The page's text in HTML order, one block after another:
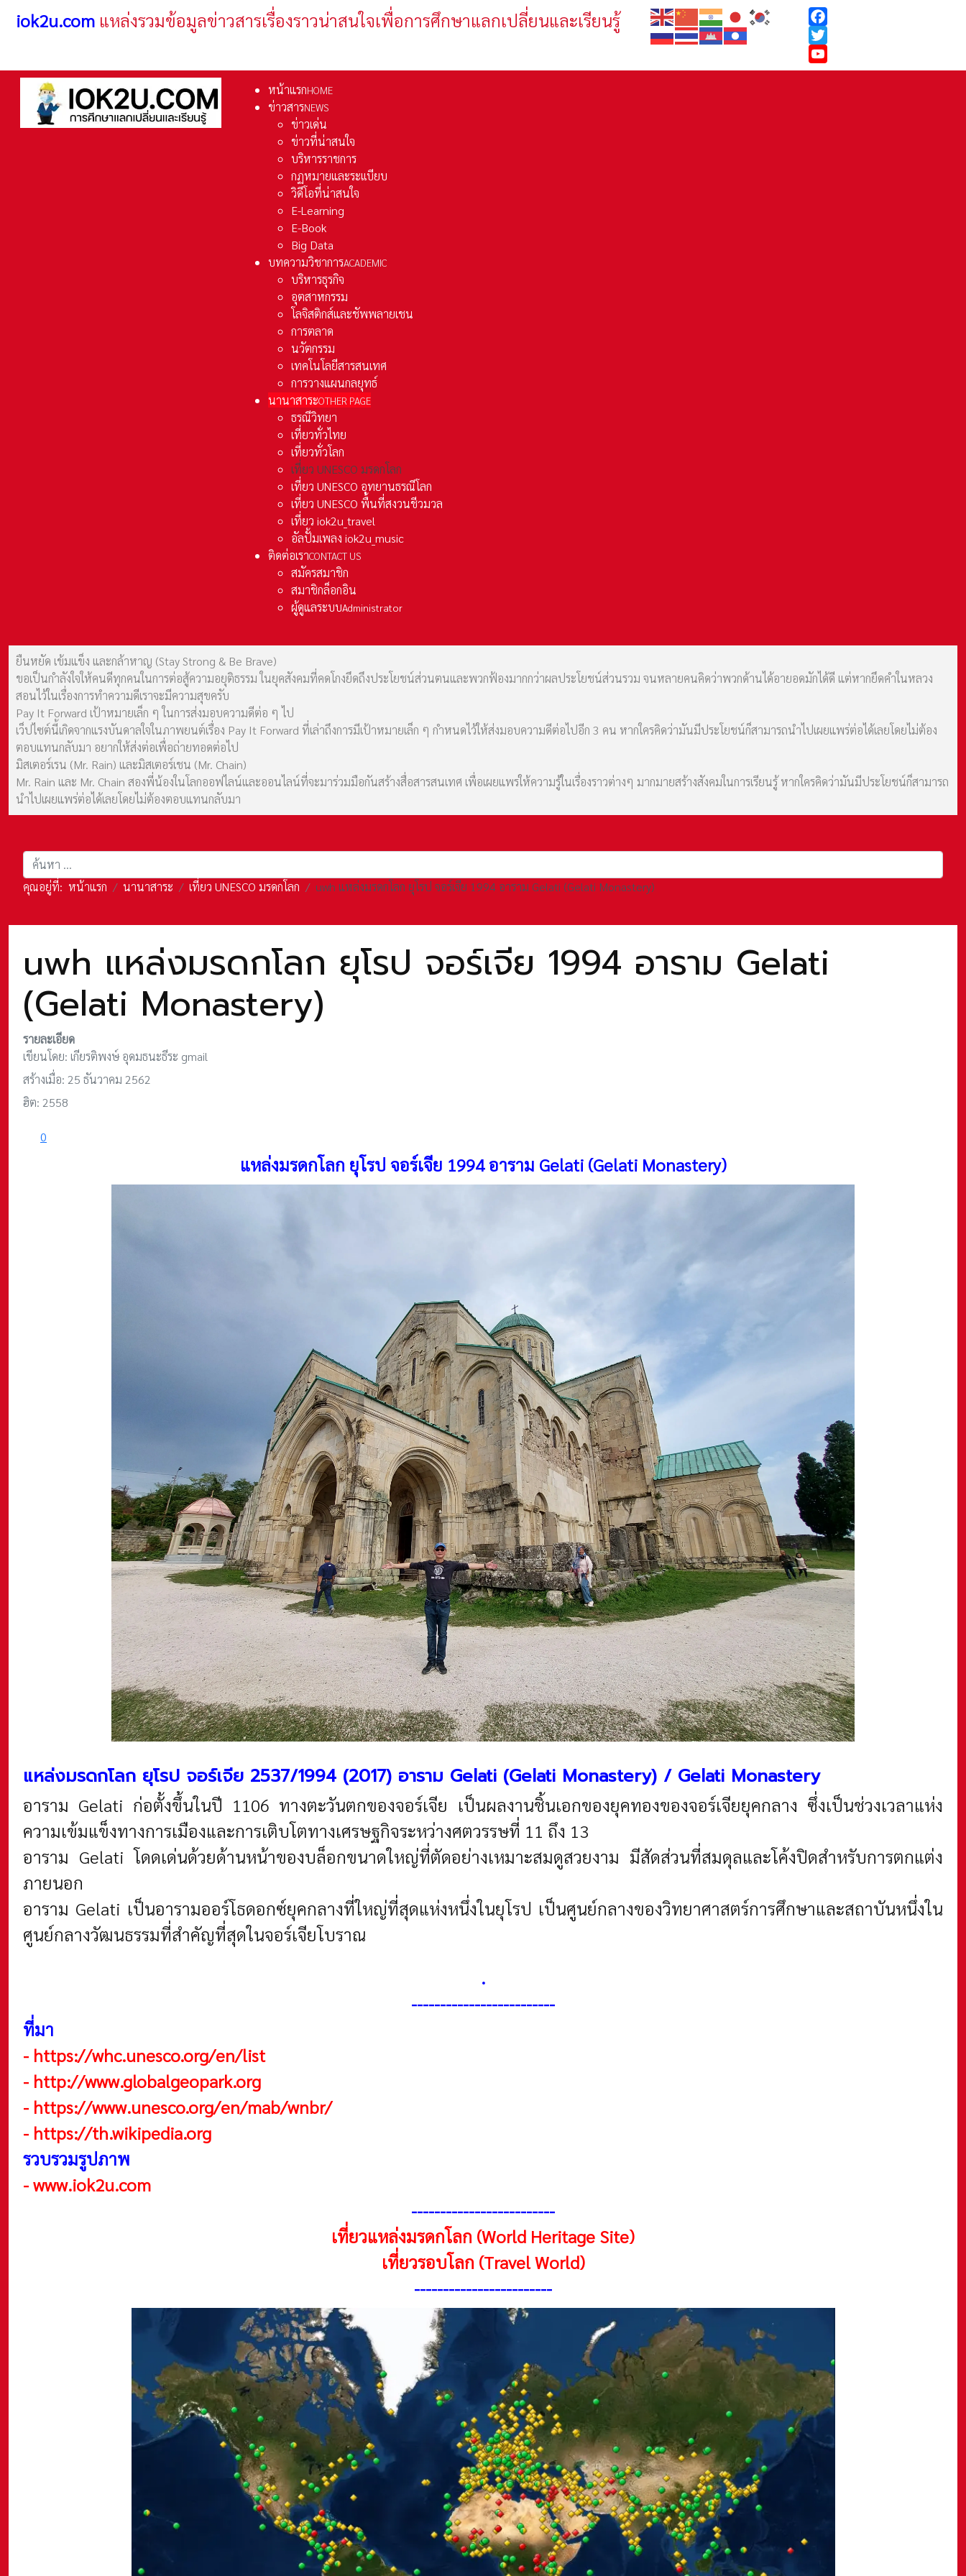
iok2u.com แหล่งรวมข้อมูลข่าวสารเรื่องราวน่าสนใจเพื่อการศึกษาแลกเปลี่ยนและเรียนรู้
Facebook
Twitter
YouTube
หน้าแรกHOME
ข่าวสารNEWS
ข่าวเด่น
ข่าวที่น่าสนใจ
บริหารราชการ
กฏหมายและระเเบียบ
วิดีโอที่น่าสนใจ
E-Learning
E-Book
Big Data
บทความวิชาการACADEMIC
บริหารธุรกิจ
อุตสาหกรรม
โลจิสติกส์และชัพพลายเชน
การตลาด
นวัตกรรม
เทคโนโลยีสารสนเทศ
การวางแผนกลยุทธ์
นานาสาระOTHER PAGE
ธรณีวิทยา
เที่ยวทั่วไทย
เที่ยวทั่วโลก
เที่ยว UNESCO มรดกโลก
เที่ยว UNESCO อุทยานธรณีโลก
เที่ยว UNESCO พื้นที่สงวนชีวมวล
เที่ยว iok2u_travel
อัลปั้มเพลง iok2u_music
ติดต่อเราCONTACT US
สมัครสมาชิก
สมาชิกล็อกอิน
ผู้ดูแลระบบAdministrator
ยืนหยัด เข้มแข็ง และกล้าหาญ (Stay Strong & Be Brave)
ขอเป็นกำลังใจให้คนดีทุกคนในการต่อสู้ความอยุติธรรม ในยุคสังคมที่คดโกงยึดถึงประโยชน์ส่วนตนและพวกฟ้องมากกว่าผลประโยชน์ส่วนรวม จนหลายคนคิดว่าพวกด้านได้อายอดมักได้ดี แต่หากยึดคำในหลวง
สอนไว้ในเรื่องการทำความดีเราจะมีความสุขครับ
Pay It Forward เป้าหมายเล็ก ๆ ในการส่งมอบความดีต่อ ๆ ไป
เว็ปไซต์นี้เกิดจากแรงบันดาลใจในภาพยนต์เรื่อง Pay It Forward ที่เล่าถึงการมีเป้าหมายเล็ก ๆ กำหนดไว้ให้ส่งมอบความดีต่อไปอีก 3 คน หากใครคิดว่ามันมีประโยชน์ก็สามารถนำไปเผยแพร่ต่อได้เลยโดยไม่ต้อง
ตอบแทนกลับมา อยากให้ส่งต่อเพื่อถ่ายทอดต่อไป
มิสเตอร์เรน (Mr. Rain) และมิสเตอร์เชน (Mr. Chain)
Mr. Rain และ Mr. Chain สองพี่น้องในโลกออฟไลน์และออนไลน์ที่จะมาร่วมมือกันสร้างสื่อสารสนเทศ เพื่อเผยแพร่ให้ความรู้ในเรื่องราวต่างๆ มากมายสร้างสังคมในการเรียนรู้ หากใครคิดว่ามันมีประโยชน์ก็สามารถ
นำไปเผยแพร่ต่อได้เลยโดยไม่ต้องตอบแทนกลับมา
การค้นหา
คุณอยู่ที่: หน้าแรก นานาสาระ เที่ยว UNESCO มรดกโลก uwh แหล่งมรดกโลก ยุโรป จอร์เจีย 1994 อาราม Gelati (Gelati Monastery)
uwh แหล่งมรดกโลก ยุโรป จอร์เจีย 1994 อาราม Gelati
(Gelati Monastery)
รายละเอียด
เขียนโดย: เกียรติพงษ์ อุดมธนะธีระ gmail
สร้างเมื่อ: 25 ธันวาคม 2562
ฮิต: 2558
0
แหล่งมรดกโลก ยุโรป จอร์เจีย 1994 อาราม Gelati (Gelati Monastery)
แหล่งมรดกโลก ยุโรป จอร์เจีย 2537/1994 (2017) อาราม Gelati (Gelati Monastery) / Gelati Monastery
อาราม Gelati ก่อตั้งขึ้นในปี 1106 ทางตะวันตกของจอร์เจีย เป็นผลงานชิ้นเอกของยุคทองของจอร์เจียยุคกลาง ซึ่งเป็นช่วงเวลาแห่ง
ความเข้มแข็งทางการเมืองและการเติบโตทางเศรษฐกิจระหว่างศตวรรษที่ 11 ถึง 13
อาราม Gelatiโดดเด่นด้วยด้านหน้าของบล็อกขนาดใหญ่ที่ตัดอย่างเหมาะสมดูสวยงาม มีสัดส่วนที่สมดุลและโค้งปิดสำหรับการตกแต่ง
ภายนอก
อาราม Gelati เป็นอารามออร์โธดอกซ์ยุคกลางที่ใหญ่ที่สุดแห่งหนึ่งในยุโรป เป็นศูนย์กลางของวิทยาศาสตร์การศึกษาและสถาบันหนึ่งใน
ศูนย์กลางวัฒนธรรมที่สำคัญที่สุดในจอร์เจียโบราณ
.
-------------------------
ที่มา
- https://whc.unesco.org/en/list
- http://www.globalgeopark.org
- https://www.unesco.org/en/mab/wnbr/
- https://th.wikipedia.org
รวบรวมรูปภาพ
-www.iok2u.com
-------------------------
เที่ยวแหล่งมรดกโลก (World Heritage Site)
เที่ยวรอบโลก (Travel World)
------------------------